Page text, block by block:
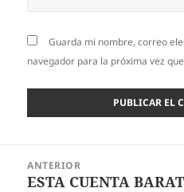
Guarda mi nombre, correo
navegador para la próxima vez
ANTERIOR
Entrada
ESTA CUENTA